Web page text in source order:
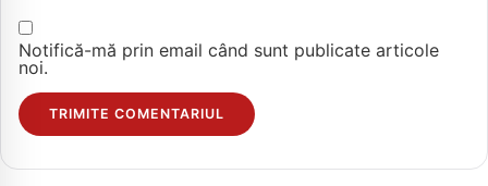
Notifică-mă prin email când sunt publicate articole
noi.